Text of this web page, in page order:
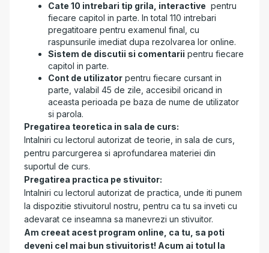
Cate 10 intrebari tip grila, interactive pentru
fiecare capitol in parte. In total 110 intrebari
pregatitoare pentru examenul final, cu
raspunsurile imediat dupa rezolvarea lor online.
Sistem de discutii si comentarii pentru fiecare
capitol in parte.
Cont de utilizator pentru fiecare cursant in
parte, valabil 45 de zile, accesibil oricand in
aceasta perioada pe baza de nume de utilizator
si parola.
Pregatirea teoretica in sala de curs:
Intalniri cu lectorul autorizat de teorie, in sala de curs,
pentru parcurgerea si aprofundarea materiei din
suportul de curs.
Pregatirea practica pe stivuitor:
Intalniri cu lectorul autorizat de practica, unde iti punem
la dispozitie stivuitorul nostru, pentru ca tu sa inveti cu
adevarat ce inseamna sa manevrezi un stivuitor.
Am creeat acest program online, ca tu, sa poti
deveni cel mai bun stivuitorist! Acum ai totul la